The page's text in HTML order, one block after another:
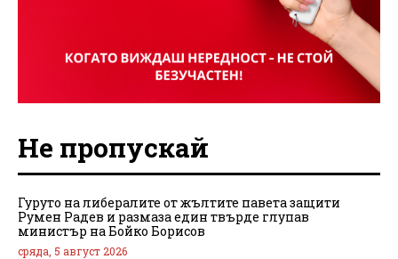
Не пропускай
Гуруто на либералите от жълтите павета защити
Румен Радев и размаза един твърде глупав
министър на Бойко Борисов
сряда, 5 август 2026